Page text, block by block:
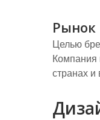
Рынок
Целью
Компания
странах